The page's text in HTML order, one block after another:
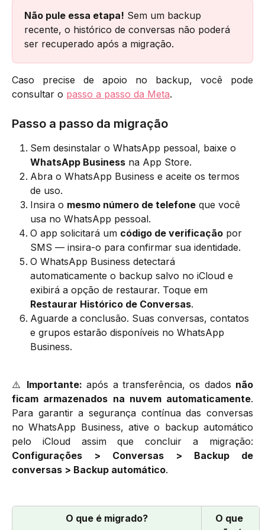
Não pule essa etapa! Sem um backup
recente, o histórico de conversas não poderá
ser recuperado após a migração.
Caso precise de apoio no backup, você pode
consultar o passo a passo da Meta.
Passo a passo da migração
Sem desinstalar o WhatsApp pessoal, baixe o
WhatsApp Business na App Store.
Abra o WhatsApp Business e aceite os termos
de uso.
Insira o mesmo número de telefone que você
usa no WhatsApp pessoal.
O app solicitará um código de verificação por
SMS — insira-o para confirmar sua identidade.
O WhatsApp Business detectará
automaticamente o backup salvo no iCloud e
exibirá a opção de restaurar. Toque em
Restaurar Histórico de Conversas.
Aguarde a conclusão. Suas conversas, contatos
e grupos estarão disponíveis no WhatsApp
Business.
⚠️ Importante: após a transferência, os dados não
ficam armazenados na nuvem automaticamente.
Para garantir a segurança contínua das conversas
no WhatsApp Business, ative o backup automático
pelo iCloud assim que concluir a migração:
Configurações > Conversas > Backup de
conversas > Backup automático.
O que é migrado?
O que